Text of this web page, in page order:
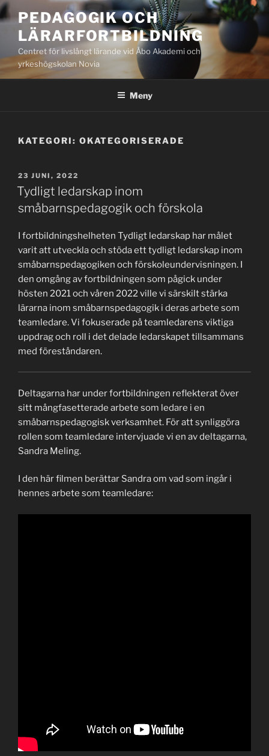
Hoppa
till
innehåll
PEDAGOGIK OCH
LÄRARFORTBILDNING
Centret för livslångt lärande vid Åbo Akademi och
yrkeshögskolan Novia
Meny
KATEGORI: OKATEGORISERADE
PUBLICERAT
23 JUNI, 2022
Tydligt ledarskap inom
småbarnspedagogik och förskola
I fortbildningshelheten Tydligt ledarskap har målet
varit att utveckla och stöda ett tydligt ledarskap inom
småbarnspedagogiken och förskoleundervisningen. I
den omgång av fortbildningen som pågick under
hösten 2021 och våren 2022 ville vi särskilt stärka
lärarna inom småbarnspedagogik i deras arbete som
teamledare. Vi fokuserade på teamledarens viktiga
uppdrag och roll i det delade ledarskapet tillsammans
med föreståndaren.
Deltagarna har under fortbildningen reflekterat över
sitt mångfasetterade arbete som ledare i en
småbarnspedagogisk verksamhet. För att synliggöra
rollen som teamledare intervjuade vi en av deltagarna,
Sandra Meling.
I den här filmen berättar Sandra om vad som ingår i
hennes arbete som teamledare: